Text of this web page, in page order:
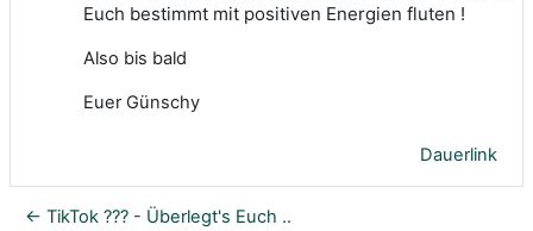
Euch bestimmt mit positiven Energien fluten !
Also bis bald
Euer Günschy
Dauerlink
← TikTok ??? - Überlegt's Euch ..